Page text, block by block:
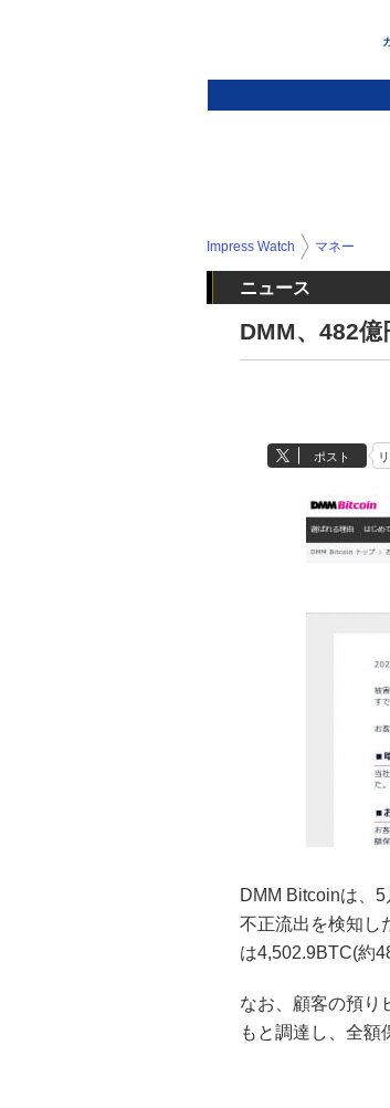
Impress Watch マネー
ニュース
DMM、482
ポスト
DMM Bitcoinは、
不正流出を検知し
は4,502.9BTC(約
なお、顧客の預り
もと調達し、全額